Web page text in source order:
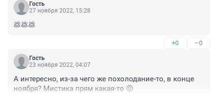
Гость
27 ноября 2022, 15:28
💩💩💩
+0 –0
Гость
23 ноября 2022, 04:07
А интересно, из-за чего же похолодание-то, в конце
ноября? Мистика прям какая-то 🤨